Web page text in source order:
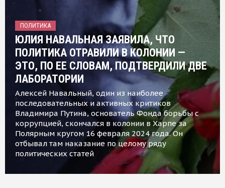
ПОЛИТИКА
ЮЛИЯ НАВАЛЬНАЯ ЗАЯВИЛА, ЧТО
ПОЛИТИКА ОТРАВИЛИ В КОЛОНИИ —
ЭТО, ПО ЕЕ СЛОВАМ, ПОДТВЕРДИЛИ ДВЕ
ЛАБОРАТОРИИ
Алексей Навальный, один из наиболее
последовательных и активных критиков
Владимира Путина, основатель Фонда борьбы с
коррупцией, скончался в колонии в Харпе за
Полярным кругом 16 февраля 2024 года. Он
отбывал там наказание по целому ряду
политических статей